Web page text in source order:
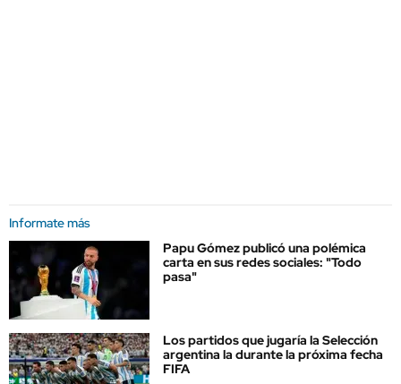
Informate más
Papu Gómez publicó una polémica
carta en sus redes sociales: "Todo
pasa"
Los partidos que jugaría la Selección
argentina la durante la próxima fecha
FIFA